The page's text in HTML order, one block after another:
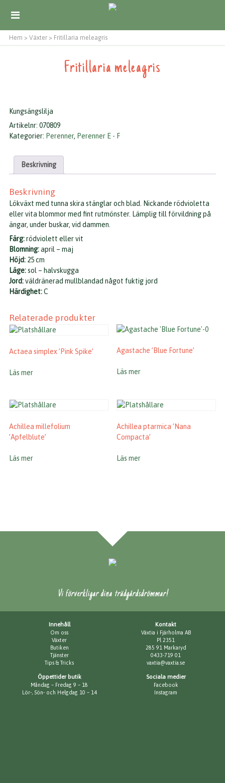
Hem > Växter > Fritillaria meleagris
Fritillaria meleagris
Kungsängslilja
Artikelnr: 070809
Kategorier: Perenner, Perenner E - F
Beskrivning
Beskrivning
Lökväxt med tunna skira stänglar och blad. Nickande rödvioletta
eller vita blommor med fint rutmönster. Lämplig till förvildning på
ängar, under buskar, vid dammen.
Färg:rödviolett eller vit
Blomning:april – maj
Höjd: 25 cm
Läge:sol – halvskugga
Jord:väldränerad mullblandad något fuktig jord
Härdighet:C
Relaterade produkter
Actaea simplex ’Pink Spike’
Läs mer
Agastache ’Blue Fortune’
Läs mer
Achillea millefolium
’Apfelblute’
Läs mer
Achillea ptarmica ’Nana
Compacta’
Läs mer
Vi förverkligar dina trädgårdsdrömmar!
Innehåll
Om oss
Växter
Butiken
Tjänster
Tips & Tricks
Kontakt
Växtia i Fjärholma AB
Pl 2351
285 91 Markaryd
0433-719 01
vaxtia@vaxtia.se
Öppettider butik
Måndag – Fredag 9 – 18
Lör-, Sön- och Helgdag 10 – 14
Sociala medier
Facebook
Instagram